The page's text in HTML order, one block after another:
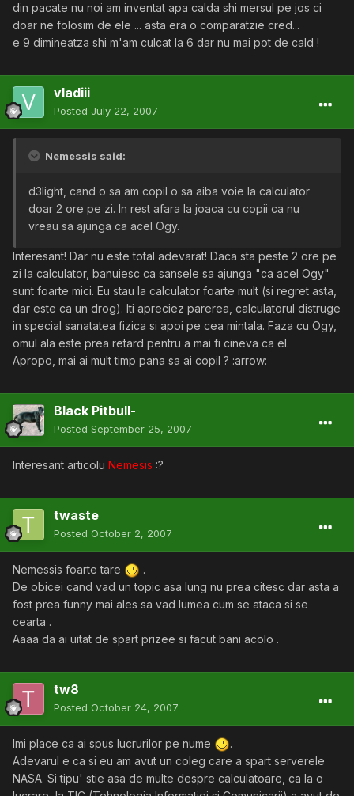
din pacate nu noi am inventat apa calda shi mersul pe jos ci
doar ne folosim de ele ... asta era o comparatzie cred...
e 9 dimineatza shi m'am culcat la 6 dar nu mai pot de cald !
vladiii
Posted July 22, 2007
Nemessis said:
d3light, cand o sa am copil o sa aiba voie la calculator
doar 2 ore pe zi. In rest afara la joaca cu copii ca nu
vreau sa ajunga ca acel Ogy.
Interesant! Dar nu este total adevarat! Daca sta peste 2 ore pe
zi la calculator, banuiesc ca sansele sa ajunga "ca acel Ogy"
sunt foarte mici. Eu stau la calculator foarte mult (si regret asta,
dar este ca un drog). Iti apreciez parerea, calculatorul distruge
in special sanatatea fizica si apoi pe cea mintala. Faza cu Ogy,
omul ala este prea retard pentru a mai fi cineva ca el.
Apropo, mai ai mult timp pana sa ai copil ? :arrow:
Black Pitbull-
Posted September 25, 2007
Interesant articolu Nemesis :?
twaste
Posted October 2, 2007
Nemessis foarte tare
.
De obicei cand vad un topic asa lung nu prea citesc dar asta a
fost prea funny mai ales sa vad lumea cum se ataca si se
cearta .
Aaaa da ai uitat de spart prizee si facut bani acolo .
tw8
Posted October 24, 2007
Imi place ca ai spus lucrurilor pe nume
.
Adevarul e ca si eu am avut un coleg care a spart serverele
NASA. Si tipu' stie asa de multe despre calculatoare, ca la o